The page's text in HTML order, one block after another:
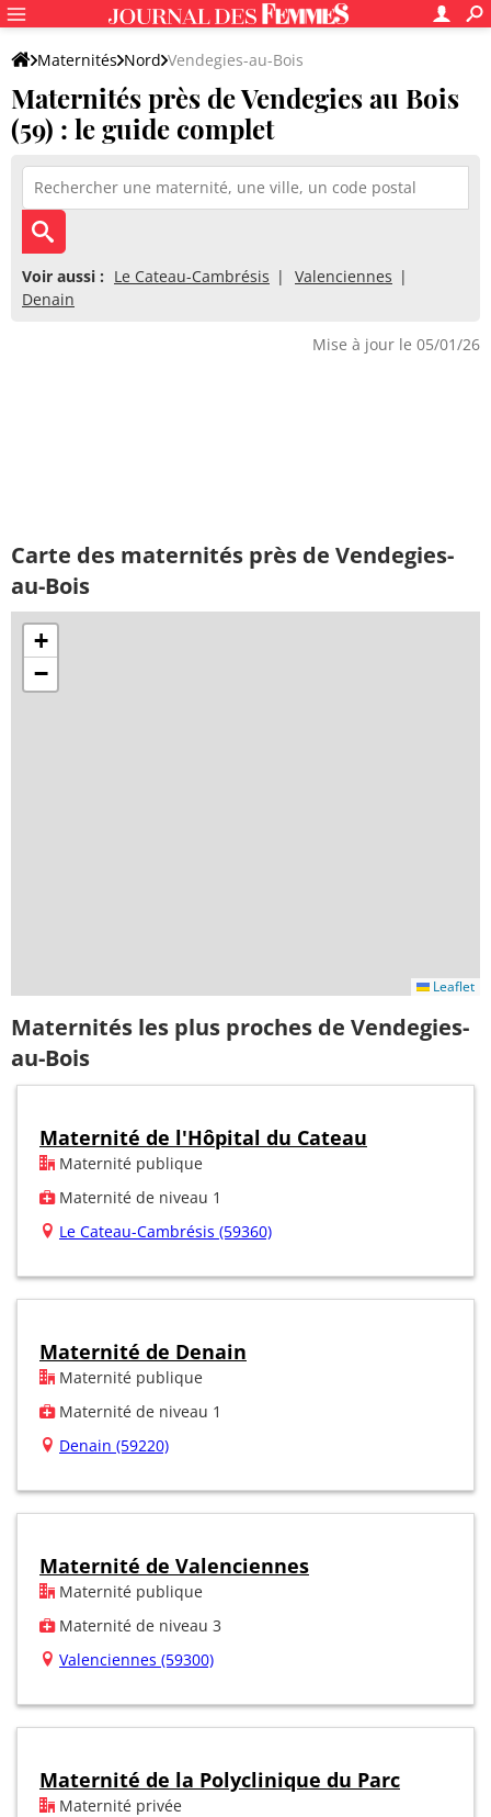
Maternités Nord Vendegies-au-Bois
Maternités près de Vendegies au Bois
(59) : le guide complet
Voir aussi : Le Cateau-Cambrésis
Valenciennes
Denain
Mise à jour le 05/01/26
Carte des maternités près de Vendegies-
au-Bois
+
−
Leaflet
Maternités les plus proches de Vendegies-
au-Bois
Maternité de l'Hôpital du Cateau
Maternité publique
Maternité de niveau 1
Le Cateau-Cambrésis (59360)
Maternité de Denain
Maternité publique
Maternité de niveau 1
Denain (59220)
Maternité de Valenciennes
Maternité publique
Maternité de niveau 3
Valenciennes (59300)
Maternité de la Polyclinique du Parc
Maternité privée